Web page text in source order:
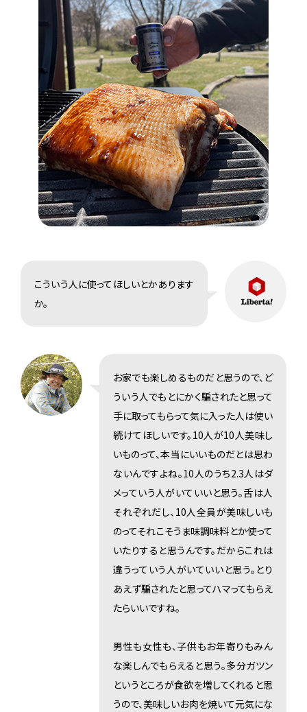
こういう人に使ってほしいとかあります
か。
お家でも楽しめるものだと思うので、ど
ういう人でもとにかく騙されたと思って
手に取ってもらって気に入った人は使い
続けてほしいです。10人が10人美味し
いものって、本当にいいものだとは思わ
ないんですよね。10人のうち2.3人はダ
メっていう人がいていいと思う。舌は人
それぞれだし、10人全員が美味しいも
のってそれこそうま味調味料とか使って
いたりすると思うんです。だからこれは
違うっていう人がいていいと思う。とり
あえず騙されたと思ってハマってもらえ
たらいいですね。
男性も女性も、子供もお年寄りもみん
な楽しんでもらえると思う。多分ガツン
というところが食欲を増してくれると思
うので、美味しいお肉を焼いて元気にな